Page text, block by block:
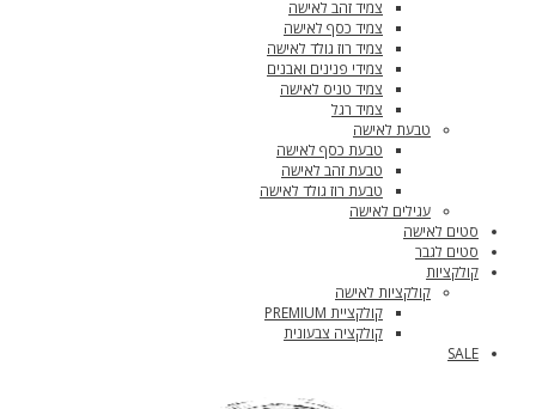
צמיד זהב לאישה
צמיד כסף לאישה
צמיד רוז גולד לאישה
צמידי פנינים ואבנים
צמיד טניס לאישה
צמיד רגל
טבעת לאישה
טבעת כסף לאישה
טבעת זהב לאישה
טבעת רוז גולד לאישה
עגילים לאישה
סטים לאישה
סטים לגבר
קולקציות
קולקציות לאישה
קולקציית PREMIUM
קולקציה צבעונית
SALE